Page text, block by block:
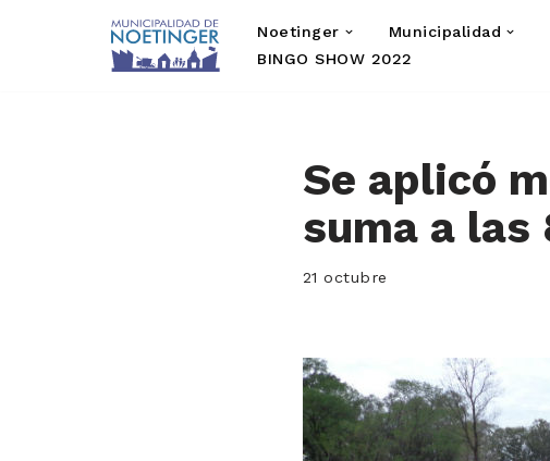
Noetinger Municipalidad
BINGO SHOW 2022
Se aplicó
suma a las
21 octubre